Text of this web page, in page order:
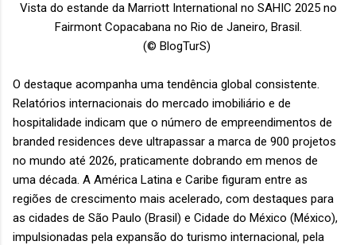
Vista do estande da Marriott International no SAHIC 2025 no
Fairmont Copacabana no Rio de Janeiro, Brasil.
(© BlogTurS)
O destaque acompanha uma tendência global consistente.
Relatórios internacionais do mercado imobiliário e de
hospitalidade indicam que o número de empreendimentos de
branded residences deve ultrapassar a marca de 900 projetos
no mundo até 2026, praticamente dobrando em menos de
uma década. A América Latina e Caribe figuram entre as
regiões de crescimento mais acelerado, com destaques para
as cidades de São Paulo (Brasil) e Cidade do México (México),
impulsionadas pela expansão do turismo internacional, pela